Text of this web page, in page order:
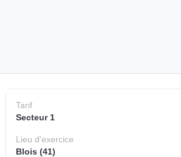
Tarif
Secteur 1
Lieud'exercice
Blois (41)